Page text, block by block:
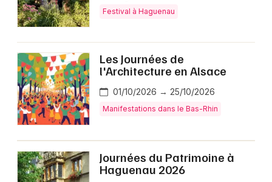
Festival à Haguenau
Les Journées de
l'Architecture en Alsace
01/10/2026 → 25/10/2026
Manifestations dans le Bas-Rhin
Journées du Patrimoine à
Haguenau 2026